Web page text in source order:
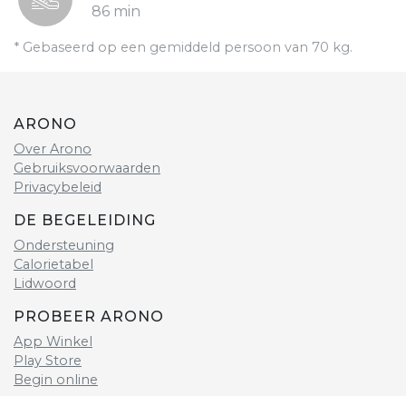
86 min
* Gebaseerd op een gemiddeld persoon van 70 kg.
ARONO
Over Arono
Gebruiksvoorwaarden
Privacybeleid
DE BEGELEIDING
Ondersteuning
Calorietabel
Lidwoord
PROBEER ARONO
App Winkel
Play Store
Begin online